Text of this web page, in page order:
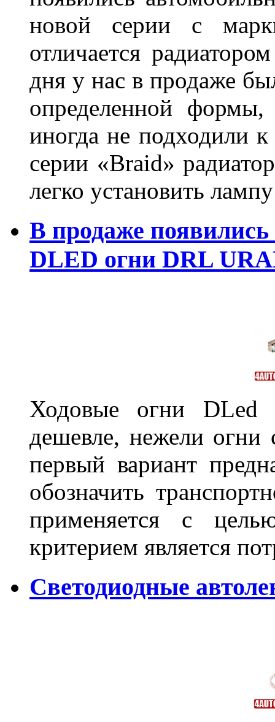
новой серии с
отличается
дня у нас в продаже
определенной
иногда не подходили
серии «Braid»
легко установить
В продаже
DLED огни DRL
Ходовые огни DLed
дешевле, нежели огни
первый вариант
обозначить
применяется с
критерием является
Светодиодные